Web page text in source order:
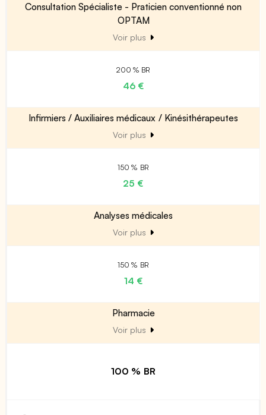
Consultation Spécialiste - Praticien conventionné non
OPTAM
Voir plus
200 % BR
46 €
Infirmiers / Auxiliaires médicaux / Kinésithérapeutes
Voir plus
150 % BR
25 €
Analyses médicales
Voir plus
150 % BR
14 €
Pharmacie
Voir plus
100 % BR